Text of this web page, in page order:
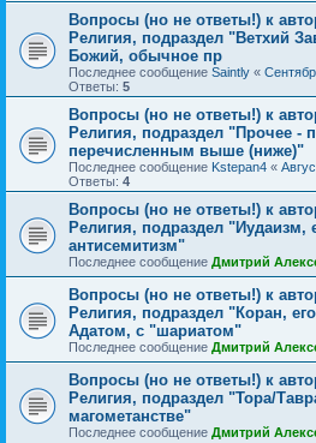
Вопросы (но не ответы!) к
Религия, подраздел "Ветхий
Божий, обычное пр
Последнее сообщение Saintly «
Ответы: 5
Вопросы (но не ответы!) к
Религия, подраздел "Прочее -
перечисленным выше (ниже)"
Последнее сообщение Kstepan4 «
Ответы: 4
Вопросы (но не ответы!) к
Религия, подраздел
антисемитизм"
Последнее сообщение Дмитрий
Вопросы (но не ответы!) к
Религия, подраздел "Коран,
Адатом, с "шариатом"
Последнее сообщение Дмитрий
Вопросы (но не ответы!) к
Религия, подраздел "Тора/
магометанстве"
Последнее сообщение Дмитрий